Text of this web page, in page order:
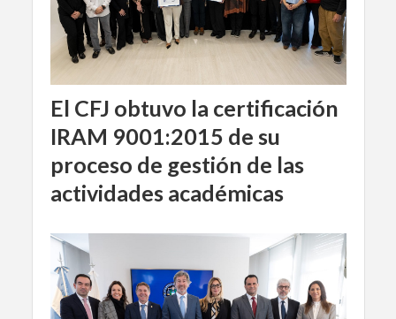
El CFJ obtuvo la certificación
IRAM 9001:2015 de su
proceso de gestión de las
actividades académicas